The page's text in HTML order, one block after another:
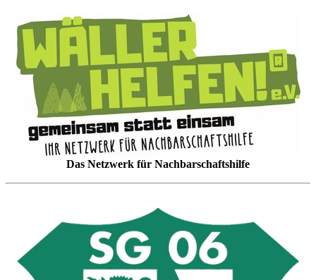
Das Netzwerk für Nachbarschaftshilfe